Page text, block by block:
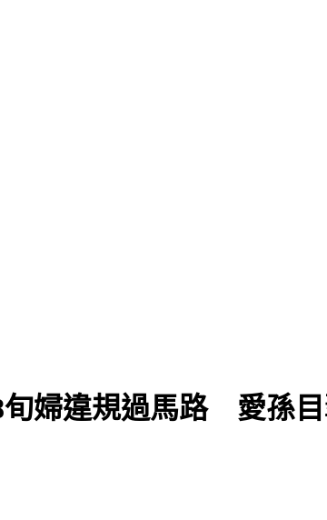
眾目擊嚇壞
旬婦違規過馬路 愛孫